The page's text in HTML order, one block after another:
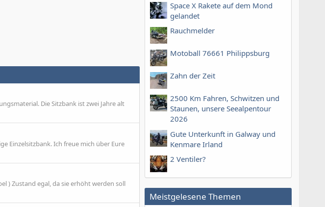
Die Sitzbank ist zwei Jahre alt
Einzelsitzbank. Ich freue mich über Eure
) Zustand egal, da sie erhöht werden soll
Space X Rakete auf dem Mond
gelandet
Rauchmelder
Motoball 76661 Philippsburg
Zahn der Zeit
2500 Km Fahren, Schwitzen und
Staunen, unsere Seealpentour
2026
Gute Unterkunft in Galway und
Kenmare Irland
2 Ventiler?
Meistgelesene Themen